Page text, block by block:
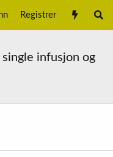
Registrer
infusjon og